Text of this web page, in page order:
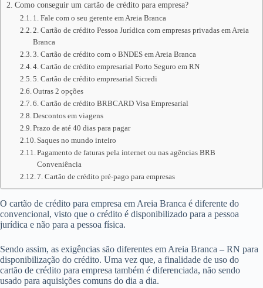
Como conseguir um cartão de crédito para empresa?
1. Fale com o seu gerente em Areia Branca
2. Cartão de crédito Pessoa Jurídica com empresas privadas em Areia
Branca
3. Cartão de crédito com o BNDES em Areia Branca
4. Cartão de crédito empresarial Porto Seguro em RN
5. Cartão de crédito empresarial Sicredi
Outras 2 opções
6. Cartão de crédito BRBCARD Visa Empresarial
Descontos em viagens
Prazo de até 40 dias para pagar
Saques no mundo inteiro
Pagamento de faturas pela internet ou nas agências BRB
Conveniência
7. Cartão de crédito pré-pago para empresas
O cartão de crédito para empresa em Areia Branca é diferente do
convencional, visto que o crédito é disponibilizado para a pessoa
jurídica e não para a pessoa física.
Sendo assim, as exigências são diferentes em Areia Branca – RN para
disponibilização do crédito. Uma vez que, a finalidade de uso do
cartão de crédito para empresa também é diferenciada, não sendo
usado para aquisições comuns do dia a dia.